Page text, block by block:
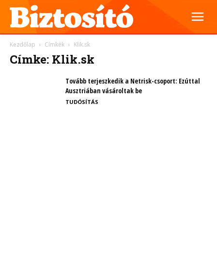
Kezdőlap Címkék Klik.sk
Címke: Klik.sk
Tovább terjeszkedik a Netrisk-csoport: Ezúttal
Ausztriában vásároltak be
TUDÓSÍTÁS